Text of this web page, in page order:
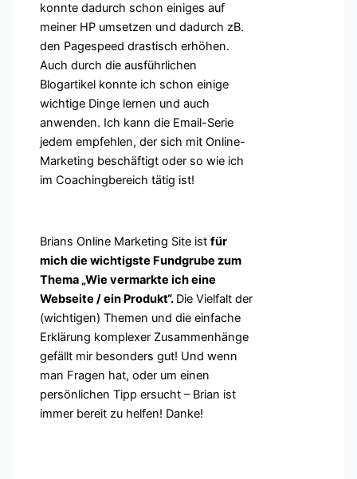
konnte dadurch schon einiges auf
meiner HP umsetzen und dadurch zB.
den Pagespeed drastisch erhöhen.
Auch durch die ausführlichen
Blogartikel konnte ich schon einige
wichtige Dinge lernen und auch
anwenden. Ich kann die Email-Serie
jedem empfehlen, der sich mit Online-
Marketing beschäftigt oder so wie ich
im Coachingbereich tätig ist!
Brians Online Marketing Site istfür
mich die wichtigste Fundgrube zum
Thema „Wie vermarkte ich eine
Webseite / ein Produkt“. Die Vielfalt der
(wichtigen) Themen und die einfache
Erklärung komplexer Zusammenhänge
gefällt mir besonders gut! Und wenn
man Fragen hat, oder um einen
persönlichen Tipp ersucht – Brian ist
immer bereit zu helfen! Danke!